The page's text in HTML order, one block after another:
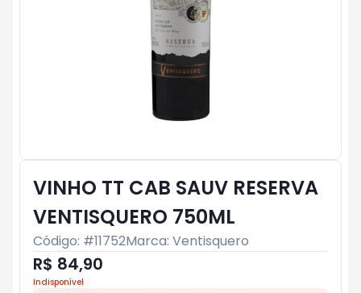
VINHO TT CAB SAUV RESERVA
VENTISQUERO 750ML
Código: #11752Marca: Ventisquero
R$ 84,90
Indisponível